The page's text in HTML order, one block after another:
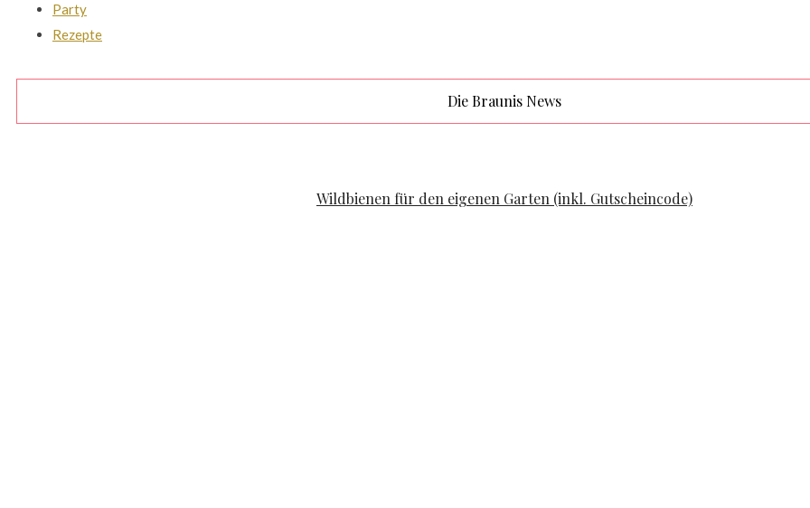
Party
Rezepte
Die Braunis News
Wildbienen für den eigenen Garten (inkl. Gutscheincode)